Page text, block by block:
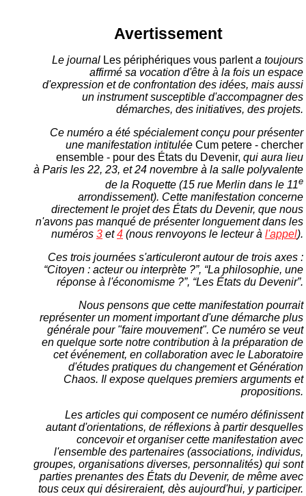
Avertissement
Le journal Les périphériques vous parlenta toujours
affirmé sa vocation d'être à la fois un espace
d'expression et de confrontation des idées, mais aussi
un instrument susceptible d'accompagner des
démarches, des initiatives, des projets.
Ce numéro a été spécialement conçu pour présenter
une manifestation intitulée Cum petere - chercher
ensemble - pour des États du Devenir, qui aura lieu
à Paris les 22, 23, et 24 novembre à la salle polyvalente
de la Roquette (15 rue Merlin dans le 11e
arrondissement). Cette manifestation concerne
directement le projet des États du Devenir, que nous
n'avons pas manqué de présenter longuement dans les
numéros 3 et4 (nous renvoyons le lecteur à l'appel).
Ces trois journées s'articuleront autour de trois axes :
“Citoyen : acteur ou interprète ?”, “La philosophie, une
réponse à l'économisme ?”, “Les États du Devenir”.
Nous pensons que cette manifestation pourrait
représenter un moment important d'une démarche plus
générale pour "faire mouvement". Ce numéro se veut
en quelque sorte notre contribution à la préparation de
cet événement, en collaboration avec le Laboratoire
d'études pratiques du changement et Génération
Chaos. Il expose quelques premiers arguments et
propositions.
Les articles qui composent ce numéro définissent
autant d'orientations, de réflexions à partir desquelles
concevoir et organiser cette manifestation avec
l'ensemble des partenaires (associations, individus,
groupes, organisations diverses, personnalités) qui sont
parties prenantes des États du Devenir, de même avec
tous ceux qui désireraient, dès aujourd'hui, y participer.